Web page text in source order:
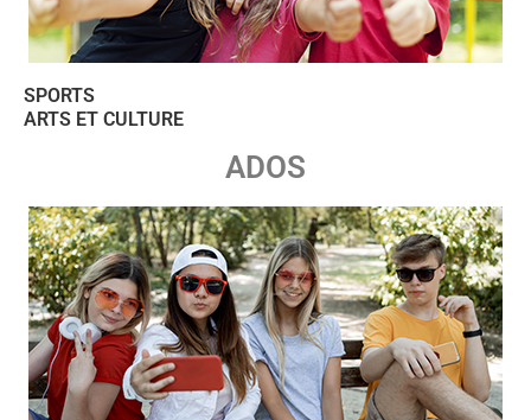
SPORTS
ARTS ET CULTURE
ADOS